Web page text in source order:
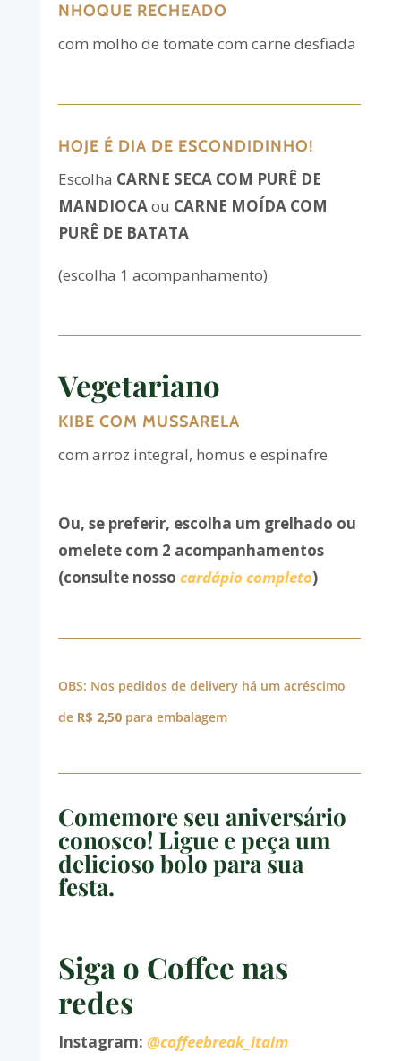
NHOQUE RECHEADO
com molho de tomate com carne desfiada
HOJE É DIA DE ESCONDIDINHO!
Escolha CARNE SECA COM PURÊ DE
MANDIOCAou CARNE MOÍDA COM
PURÊ DE BATATA
(escolha 1 acompanhamento)
Vegetariano
KIBE COM MUSSARELA
com arroz integral, homus e espinafre
Ou, se preferir, escolha um grelhado ou
omelete com 2 acompanhamentos
(consulte nosso cardápio completo)
OBS: Nos pedidos de delivery há um acréscimo
de R$ 2,50para embalagem
Comemore seu aniversário
conosco! Ligue e peça um
delicioso bolo para sua
festa.
Siga o Coffee nas
redes
Instagram: @coffeebreak_itaim